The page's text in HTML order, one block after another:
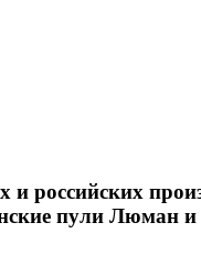
российских
пули Люман и